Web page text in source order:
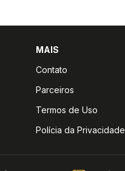
MAIS
Contato
Parceiros
Termos de Uso
Polícia da Privacidade